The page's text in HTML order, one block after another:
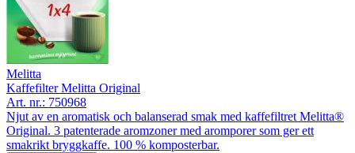
Melitta
Kaffefilter Melitta Original
Art. nr.: 750968
Njut av en aromatisk och balanserad smak med kaffefiltret Melitta®
Original. 3 patenterade aromzoner med aromporer som ger ett
smakrikt bryggkaffe. 100 % komposterbar.